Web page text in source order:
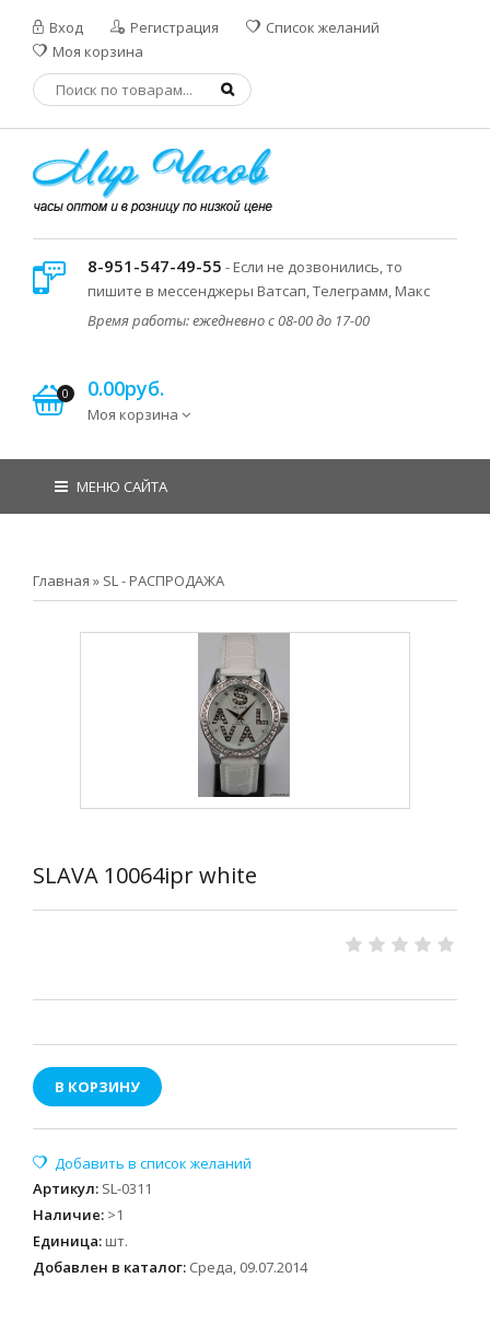
Вход Регистрация
Список желаний
Моя корзина
8-951-547-49-55 - Если не дозвонились, то
пишите в мессенджеры Ватсап, Телеграмм, Макс
Время работы: ежедневно с 08-00 до 17-00
0 0.00руб.
Моя корзина
МЕНЮ САЙТА
Главная » SL - РАСПРОДАЖА
SLAVA 10064ipr white
В КОРЗИНУ
Артикул: SL-0311
Наличие: >1
Единица: шт.
Добавлен в каталог: Среда, 09.07.2014